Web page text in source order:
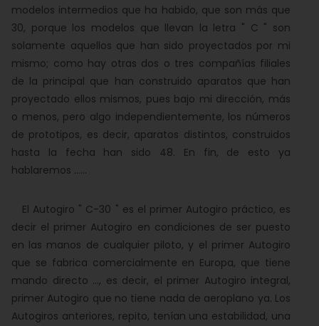
modelos intermedios que ha habido, que son más que
30, porque los modelos que llevan la letra " C " son
solamente aquellos que han sido proyectados por mi
mismo; como hay otras dos o tres compañías filiales
de la principal que han construido aparatos que han
proyectado ellos mismos, pues bajo mi dirección, más
o menos, pero algo independientemente, los números
de prototipos, es decir, aparatos distintos, construidos
hasta la fecha han sido 48. En fin, de esto ya
hablaremos ......
El Autogiro " C-30 " es el primer Autogiro práctico, es
decir el primer Autogiro en condiciones de ser puesto
en las manos de cualquier piloto, y el primer Autogiro
que se fabrica comercialmente en Europa, que tiene
mando directo ..., es decir, el primer Autogiro integral,
primer Autogiro que no tiene nada de aeroplano ya. Los
Autogiros anteriores, repito, tenían una estabilidad, una